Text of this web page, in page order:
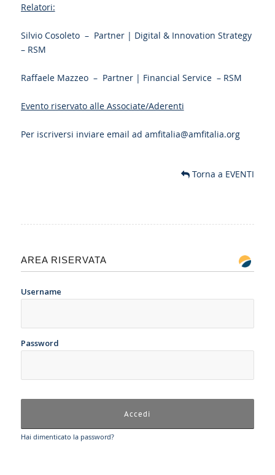
Relatori:
Silvio Cosoleto – Partner | Digital & Innovation Strategy
– RSM
Raffaele Mazzeo – Partner | Financial Service – RSM
Evento riservato alle Associate/Aderenti
Per iscriversi inviare email ad amfitalia@amfitalia.org
Torna a EVENTI
AREA RISERVATA
Username
Password
Hai dimenticato la password?